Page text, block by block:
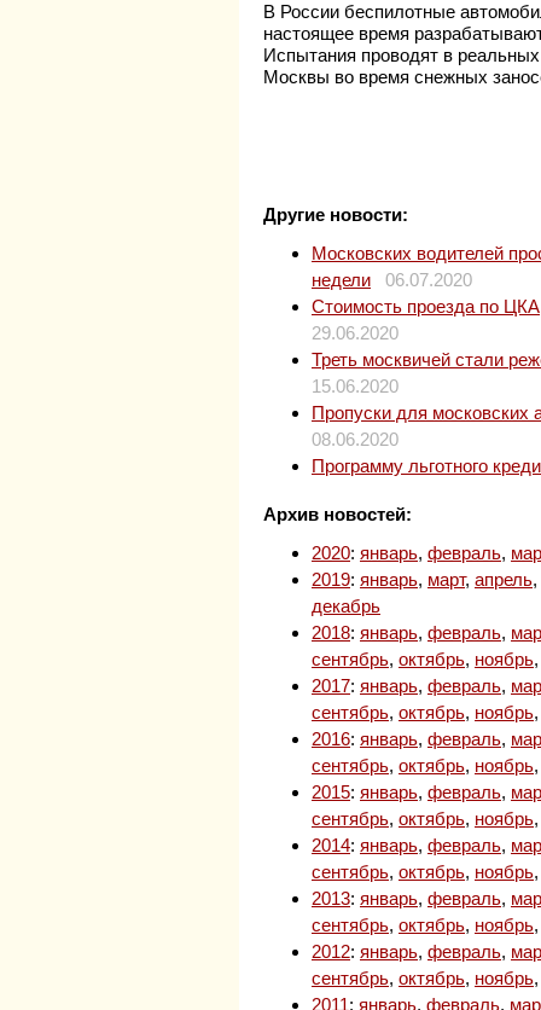
В России беспилотные
настоящее время
Испытания проводят в
Москвы во время снежных
Другие новости:
Московских водителей
недели
06.07.2020
Стоимость проезда по
29.06.2020
Треть москвичей стали
15.06.2020
Пропуски для московских
08.06.2020
Программу льготного
Архив новостей:
2020: январь, февраль,
2019: январь, март, апрель,
декабрь
2018: январь, февраль,
сентябрь, октябрь, ноябрь
2017: январь, февраль,
сентябрь, октябрь, ноябрь
2016: январь, февраль,
сентябрь, октябрь, ноябрь
2015: январь, февраль,
сентябрь, октябрь, ноябрь
2014: январь, февраль,
сентябрь, октябрь, ноябрь
2013: январь, февраль,
сентябрь, октябрь, ноябрь
2012: январь, февраль,
сентябрь, октябрь, ноябрь
2011: январь, февраль,